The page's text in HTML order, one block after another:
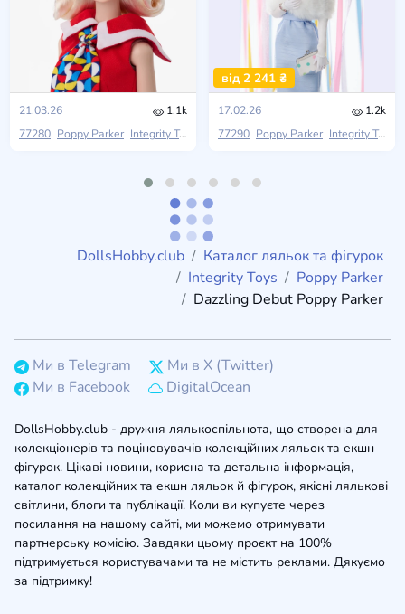
21.03.26
1.1k
77280 Poppy Parker Integrity Toys 2026 W Club
від 2 241 ₴
17.02.26
1.2k
77290 Poppy Parker Integrity Toys
DollsHobby.club
Каталог ляльок та фігурок
Integrity Toys
Poppy Parker
Dazzling Debut Poppy Parker
Ми в Telegram
Ми в X (Twitter)
Ми в Facebook
DigitalOcean
DollsHobby.club - дружня лялькоспільнота, що створена для
колекціонерів та поціновувачів колекційних ляльок та екшн
фігурок. Цікаві новини, корисна та детальна інформація,
каталог колекційних та екшн ляльок й фігурок, якісні лялькові
світлини, блоги та публікації. Коли ви купуєте через
посилання на нашому сайті, ми можемо отримувати
партнерську комісію. Завдяки цьому проєкт на 100%
підтримується користувачами та не містить реклами. Дякуємо
за підтримку!